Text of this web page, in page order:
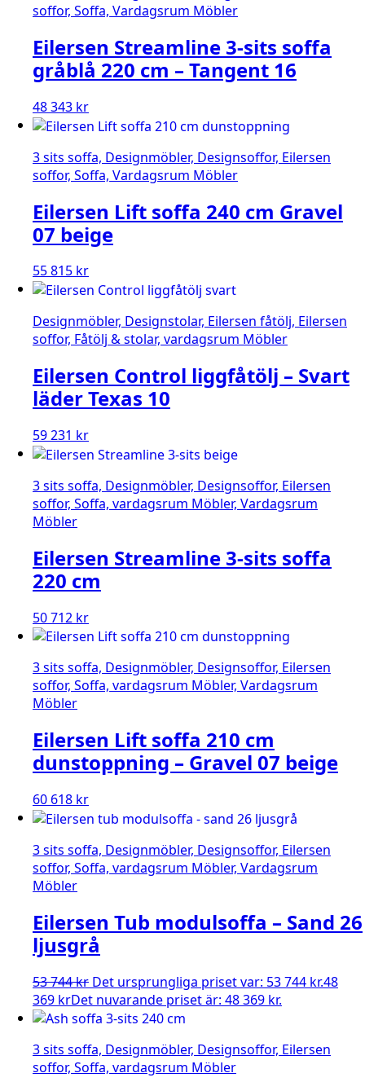
soffor, Soffa, Vardagsrum Möbler
Eilersen Streamline 3-sits soffa
gråblå 220 cm – Tangent 16
48 343 kr
3 sits soffa, Designmöbler, Designsoffor, Eilersen
soffor, Soffa, Vardagsrum Möbler
Eilersen Lift soffa 240 cm Gravel
07 beige
55 815 kr
Designmöbler, Designstolar, Eilersen fåtölj, Eilersen
soffor, Fåtölj & stolar, vardagsrum Möbler
Eilersen Control liggfåtölj – Svart
läder Texas 10
59 231 kr
3 sits soffa, Designmöbler, Designsoffor, Eilersen
soffor, Soffa, vardagsrum Möbler, Vardagsrum
Möbler
Eilersen Streamline 3-sits soffa
220 cm
50 712 kr
3 sits soffa, Designmöbler, Designsoffor, Eilersen
soffor, Soffa, vardagsrum Möbler, Vardagsrum
Möbler
Eilersen Lift soffa 210 cm
dunstoppning – Gravel 07 beige
60 618 kr
3 sits soffa, Designmöbler, Designsoffor, Eilersen
soffor, Soffa, vardagsrum Möbler, Vardagsrum
Möbler
Eilersen Tub modulsoffa – Sand 26
ljusgrå
53 744kr Det ursprungliga priset var: 53 744 kr.48
369 krDet nuvarande priset är: 48 369 kr.
3 sits soffa, Designmöbler, Designsoffor, Eilersen
soffor, Soffa, vardagsrum Möbler